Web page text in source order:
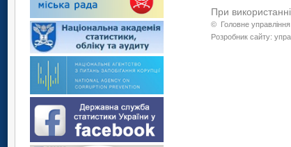
При
© Головне
Розробник сайту: